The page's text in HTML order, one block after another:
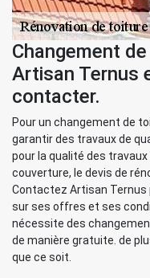
Changement
Artisan Ternus
contacter.
Pour un changement de
garantir des travaux de
pour la qualité des
couverture, le devis de
Contactez Artisan
sur ses offres et ses
nécessite des
de manière gratuite. de
que ce soit.